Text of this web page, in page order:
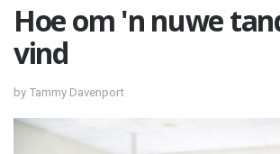
Hoe om 'n nuwe
vind
by Tammy Davenport